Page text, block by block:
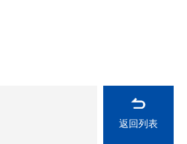
返回列表